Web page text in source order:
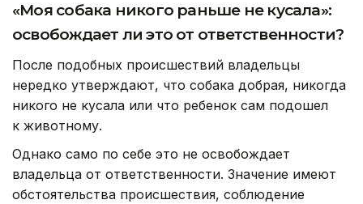
«Моя собака никого раньше не кусала»:
освобождает ли это от ответственности?
После подобных происшествий владельцы
нередко утверждают, что собака добрая, никогда
никого не кусала или что ребенок сам подошел
к животному.
Однако само по себе это не освобождает
владельца от ответственности. Значение имеют
обстоятельства происшествия, соблюдение